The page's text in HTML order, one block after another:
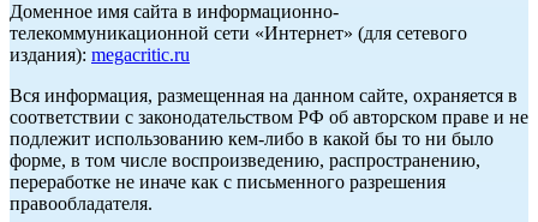
Доменное имя сайта в информационно-
телекоммуникационной сети «Интернет» (для сетевого
издания): megacritic.ru
Вся информация, размещенная на данном сайте, охраняется в
соответствии с законодательством РФ об авторском праве и не
подлежит использованию кем-либо в какой бы то ни было
форме, в том числе воспроизведению, распространению,
переработке не иначе как с письменного разрешения
правообладателя.